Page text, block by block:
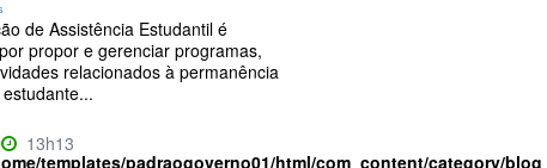
templates/padraogoverno01/html/com_content/category/
de Assistência Estudantil é
propor e gerenciar programas,
relacionados à permanência
13h13